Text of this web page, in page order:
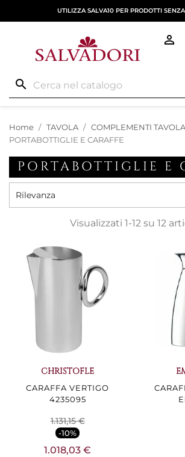
UTILIZZA SALVA10 PER PRODOTTI
search

Home TAVOLA
COMPLEMENTI TAVOLA
PORTABOTTIGLIE E CARAFFE
PORTABOTTIGLIE E
Rilevanza
Visualizzati 1-12 su 12
CHRISTOFLE
CARAFFA VERTIGO
4235095
1.131,15 €
-10%
1.018,03 €